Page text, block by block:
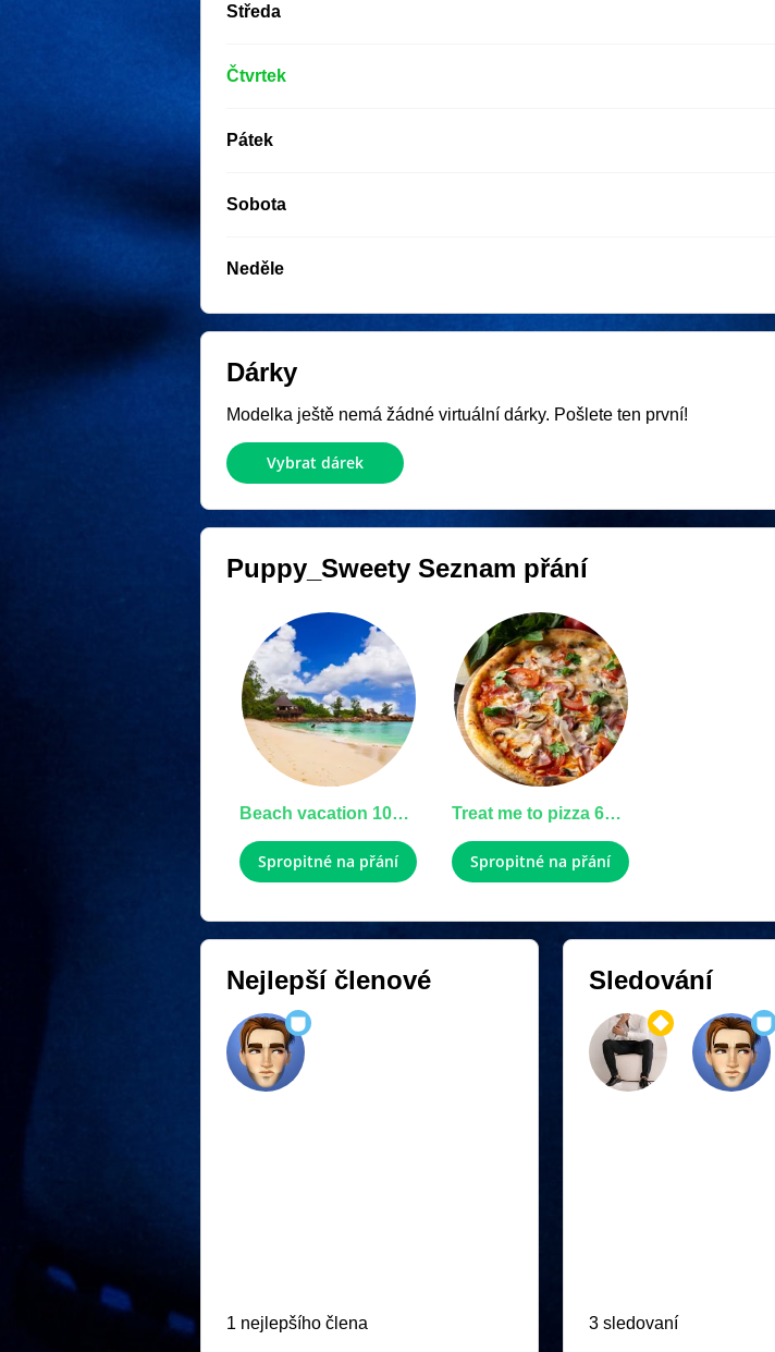
Středa
Čtvrtek
Pátek
Sobota
Neděle
Dárky
Modelka ještě nemá žádné virtuální dárky. Pošlete ten první!
Vybrat dárek
Puppy_Sweety Seznam přání
Beach vacation 100,000 tok
Spropitné na přání
Treat me to pizza 600 tok
Spropitné na přání
Nejlepší členové
1 nejlepšího člena
Sledování
3 sledovaní